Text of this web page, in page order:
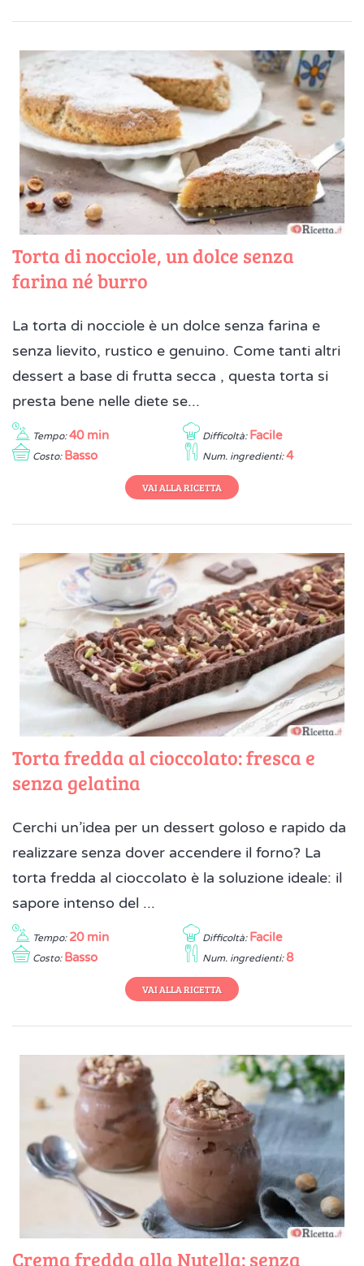
Torta di nocciole, un dolce senza
farina né burro
La torta di nocciole è un dolce senza farina e
senza lievito, rustico e genuino. Come tanti altri
dessert a base di frutta secca , questa torta si
presta bene nelle diete se...
Tempo: 40 min Difficoltà: Facile
Costo: Basso Num. ingredienti: 4
VAI ALLA RICETTA
Torta fredda al cioccolato: fresca e
senza gelatina
Cerchi un’idea per un dessert goloso e rapido da
realizzare senza dover accendere il forno? La
torta fredda al cioccolato è la soluzione ideale: il
sapore intenso del ...
Tempo: 20 min Difficoltà: Facile
Costo: Basso Num. ingredienti: 8
VAI ALLA RICETTA
Crema fredda alla Nutella: senza